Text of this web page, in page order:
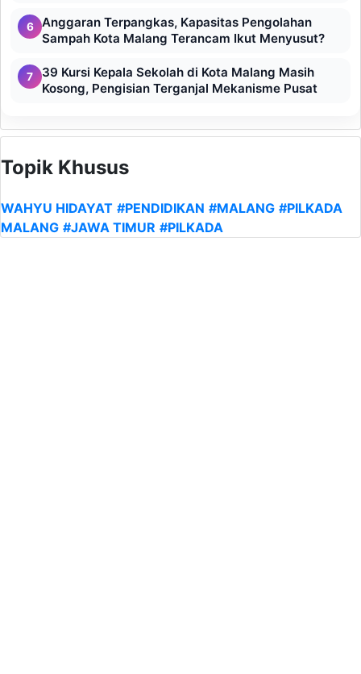
6
Anggaran Terpangkas, Kapasitas Pengolahan
Sampah Kota Malang Terancam Ikut Menyusut?
7
39 Kursi Kepala Sekolah di Kota Malang Masih
Kosong, Pengisian Terganjal Mekanisme Pusat
Topik Khusus
WAHYU HIDAYAT #PENDIDIKAN #MALANG #PILKADA
MALANG #JAWA TIMUR #PILKADA